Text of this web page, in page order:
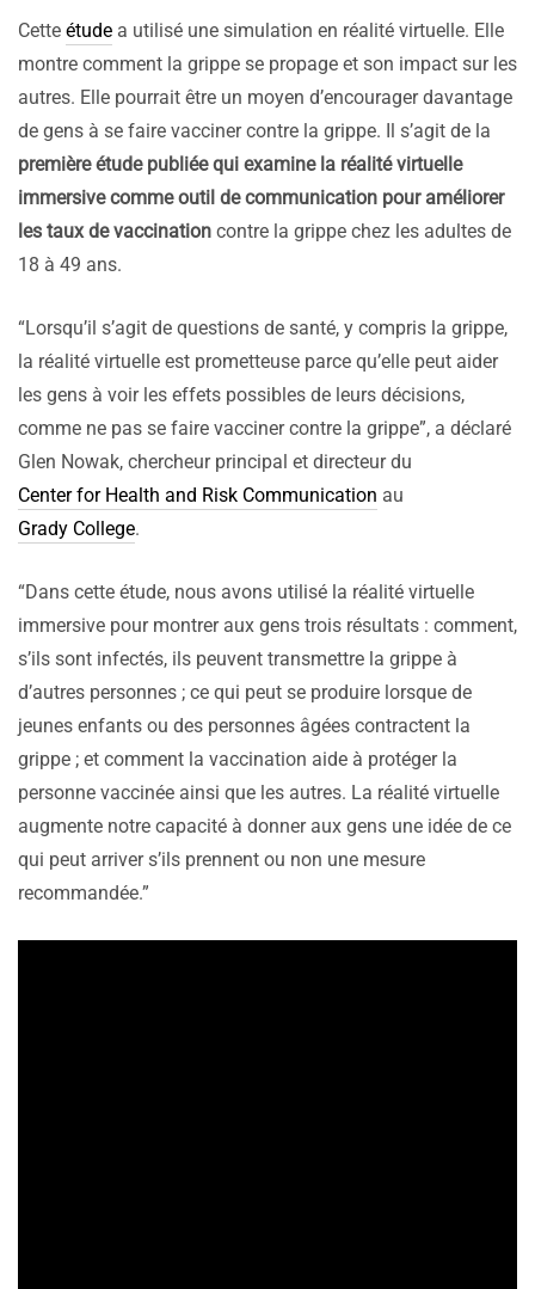
Cette étude a utilisé une simulation en réalité virtuelle. Elle
montre comment la grippe se propage et son impact sur les
autres. Elle pourrait être un moyen d’encourager davantage
de gens à se faire vacciner contre la grippe. Il s’agit de la
première étude publiée qui examine la réalité virtuelle
immersive comme outil de communication pour améliorer
les taux de vaccination contre la grippe chez les adultes de
18 à 49 ans.
“Lorsqu’il s’agit de questions de santé, y compris la grippe,
la réalité virtuelle est prometteuse parce qu’elle peut aider
les gens à voir les effets possibles de leurs décisions,
comme ne pas se faire vacciner contre la grippe”, a déclaré
Glen Nowak, chercheur principal et directeur du
Center for Health and Risk Communication au
Grady College.
“Dans cette étude, nous avons utilisé la réalité virtuelle
immersive pour montrer aux gens trois résultats : comment,
s’ils sont infectés, ils peuvent transmettre la grippe à
d’autres personnes ; ce qui peut se produire lorsque de
jeunes enfants ou des personnes âgées contractent la
grippe ; et comment la vaccination aide à protéger la
personne vaccinée ainsi que les autres. La réalité virtuelle
augmente notre capacité à donner aux gens une idée de ce
qui peut arriver s’ils prennent ou non une mesure
recommandée.”